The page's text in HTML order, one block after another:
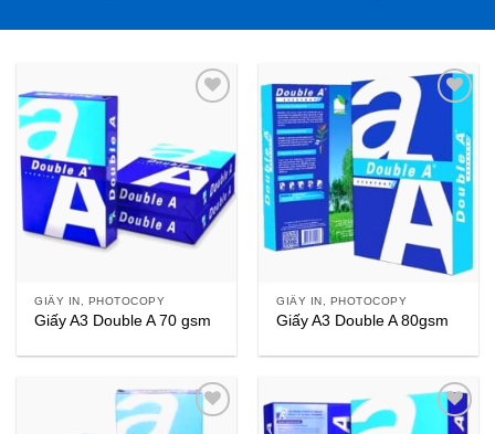
GIẤY IN, PHOTOCOPY
Giấy A3 Double A 70 gsm
GIẤY IN, PHOTOCOPY
Giấy A3 Double A 80gsm